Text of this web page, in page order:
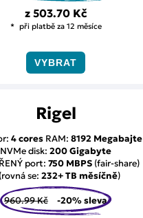
z 503.70 Kč
při platbě za 12 měsíce
VYBRAT
Rigel
4 cores RAM: 8192 Megabajte
NVMe disk: 200 Gigabyte
port: 750 MBPS(fair-share)
se: 232+ TB měsíčně)
960.99 Kč -20% sleva